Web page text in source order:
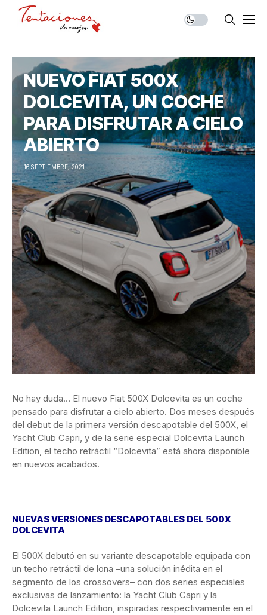
NUEVO FIAT 500X
DOLCEVITA, UN COCHE
PARA DISFRUTAR A CIELO
ABIERTO
16 SEPTIEMBRE, 2021
No hay duda… El nuevo Fiat 500X Dolcevita es un coche
pensado para disfrutar a cielo abierto. Dos meses después
del debut de la primera versión descapotable del 500X, el
Yacht Club Capri, y de la serie especial Dolcevita Launch
Edition, el techo retráctil “Dolcevita” está ahora disponible
en nuevos acabados.
NUEVAS VERSIONES DESCAPOTABLES DEL 500X
DOLCEVITA
El 500X debutó en su variante descapotable equipada con
un techo retráctil de lona –una solución inédita en el
segmento de los crossovers– con dos series especiales
exclusivas de lanzamiento: la Yacht Club Capri y la
Dolcevita Launch Edition, inspiradas respectivamente en el